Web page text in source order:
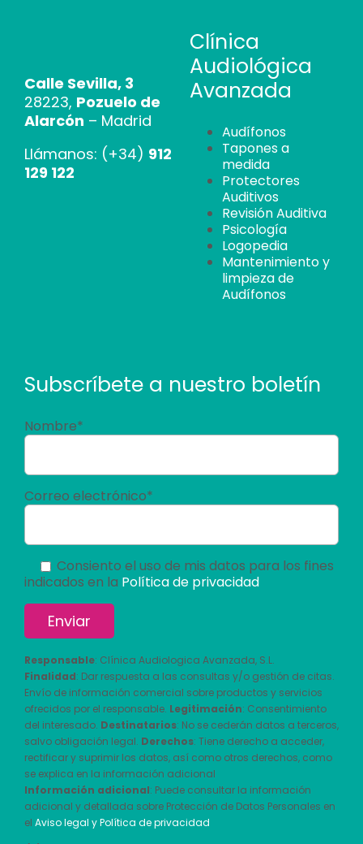
Calle Sevilla, 3
28223, Pozuelo de
Alarcón – Madrid
Llámanos: (+34) 912
129 122
Clínica
Audiológica
Avanzada
Audífonos
Tapones a
medida
Protectores
Auditivos
Revisión Auditiva
Psicología
Logopedia
Mantenimiento y
limpieza de
Audífonos
Subscríbete a nuestro boletín
Nombre*
Correo electrónico*
Consiento el uso de mis datos para los fines
indicados en la Política de privacidad
Responsable: Clínica Audiologica Avanzada, S.L.
Finalidad: Dar respuesta a las consultas y/o gestión de citas.
Envío de información comercial sobre productos y servicios
ofrecidos por el responsable. Legitimación: Consentimiento
del interesado. Destinatarios: No se cederán datos a terceros,
salvo obligación legal. Derechos: Tiene derecho a acceder,
rectificar y suprimir los datos, así como otros derechos, como
se explica en la información adicional
Información adicional: Puede consultar la información
adicional y detallada sobre Protección de Datos Personales en
el Aviso legal y Política de privacidad